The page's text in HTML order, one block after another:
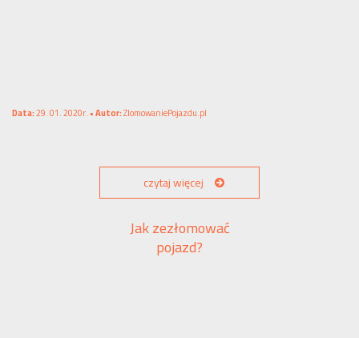
Data:29. 01. 2020r. •Autor:ZlomowaniePojazdu.pl
czytaj więcej
Jak zezłomować
pojazd?